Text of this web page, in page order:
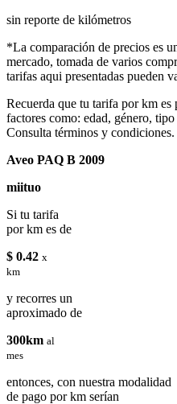
sin reporte de kilómetros
*La comparación de precios es
mercado, tomada de varios
tarifas aqui presentadas pueden
Recuerda que tu tarifa por km es
factores como: edad, género,
Consulta términos y condiciones.
Aveo PAQ B 2009
miituo
Si tu tarifa
por km es de
$ 0.42 x
km
y recorres un
aproximado de
300km al
mes
entonces, con nuestra modalidad
de pago por km serían